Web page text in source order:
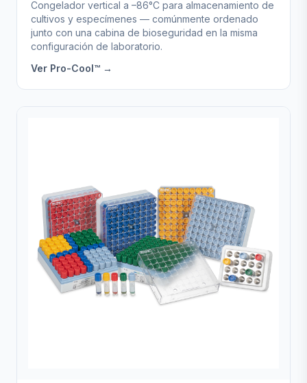
Congelador vertical a –86°C para almacenamiento de
cultivos y especímenes — comúnmente ordenado
junto con una cabina de bioseguridad en la misma
configuración de laboratorio.
Ver Pro-Cool™ →